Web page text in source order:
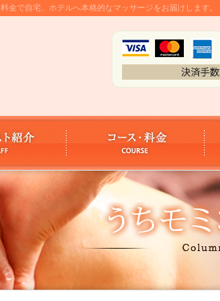
金で自宅、ホテルへ本格的なマッサージをお届けします。